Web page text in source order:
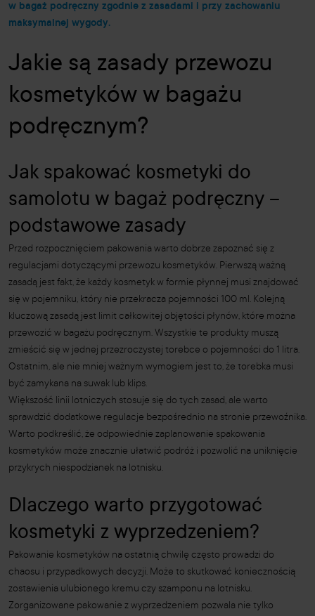
w bagaż podręczny zgodnie z zasadami i przy zachowaniu
maksymalnej wygody.
Jakie są zasady przewozu
kosmetyków w bagażu
podręcznym?
Jak spakować kosmetyki do
samolotu w bagaż podręczny –
podstawowe zasady
Przed rozpocznięciem pakowania warto dobrze zapoznać się z
regulacjami dotyczącymi przewozu kosmetyków. Pierwszą ważną
zasadą jest fakt, że każdy kosmetyk w formie płynnej musi znajdować
się w pojemniku, który nie przekracza pojemności 100 ml. Kolejną
kluczową zasadą jest limit całkowitej objętości płynów, które można
przewozić w bagażu podręcznym. Wszystkie te produkty muszą
zmieścić się w jednej przezroczystej torebce o pojemności do 1 litra.
Ostatnim, ale nie mniej ważnym wymogiem jest to, że torebka musi
być zamykana na suwak lub klips.
Większość linii lotniczych stosuje się do tych zasad, ale warto
sprawdzić dodatkowe regulacje bezpośrednio na stronie przewoźnika.
Warto podkreślić, że odpowiednie zaplanowanie spakowania
kosmetyków może znacznie ułatwić podróż i pozwolić na uniknięcie
przykrych niespodzianek na lotnisku.
Dlaczego warto przygotować
kosmetyki z wyprzedzeniem?
Pakowanie kosmetyków na ostatnią chwilę często prowadzi do
chaosu i przypadkowych decyzji. Może to skutkować koniecznością
zostawienia ulubionego kremu czy szamponu na lotnisku.
Zorganizowane pakowanie z wyprzedzeniem pozwala nie tylko